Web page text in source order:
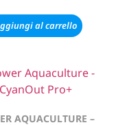
al carrello
AQUACULTURE –